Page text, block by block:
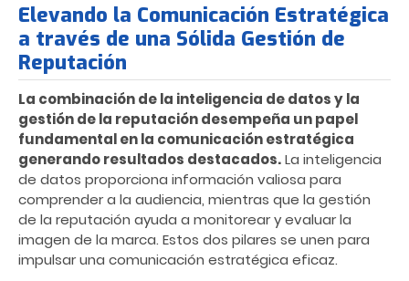
Elevando la Comunicación Estratégica
a través de una Sólida Gestión de
Reputación
La combinación de la inteligencia de datos y la
gestión de la reputación desempeña un papel
fundamental en la comunicación estratégica
generando resultados destacados.La inteligencia
de datos proporciona información valiosa para
comprender a la audiencia, mientras que la gestión
de la reputación ayuda a monitorear y evaluar la
imagen de la marca. Estos dos pilares se unen para
impulsar una comunicación estratégica eficaz.